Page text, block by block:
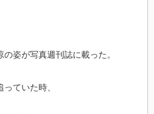
の姿が写真週刊誌に載った。
ていた時、